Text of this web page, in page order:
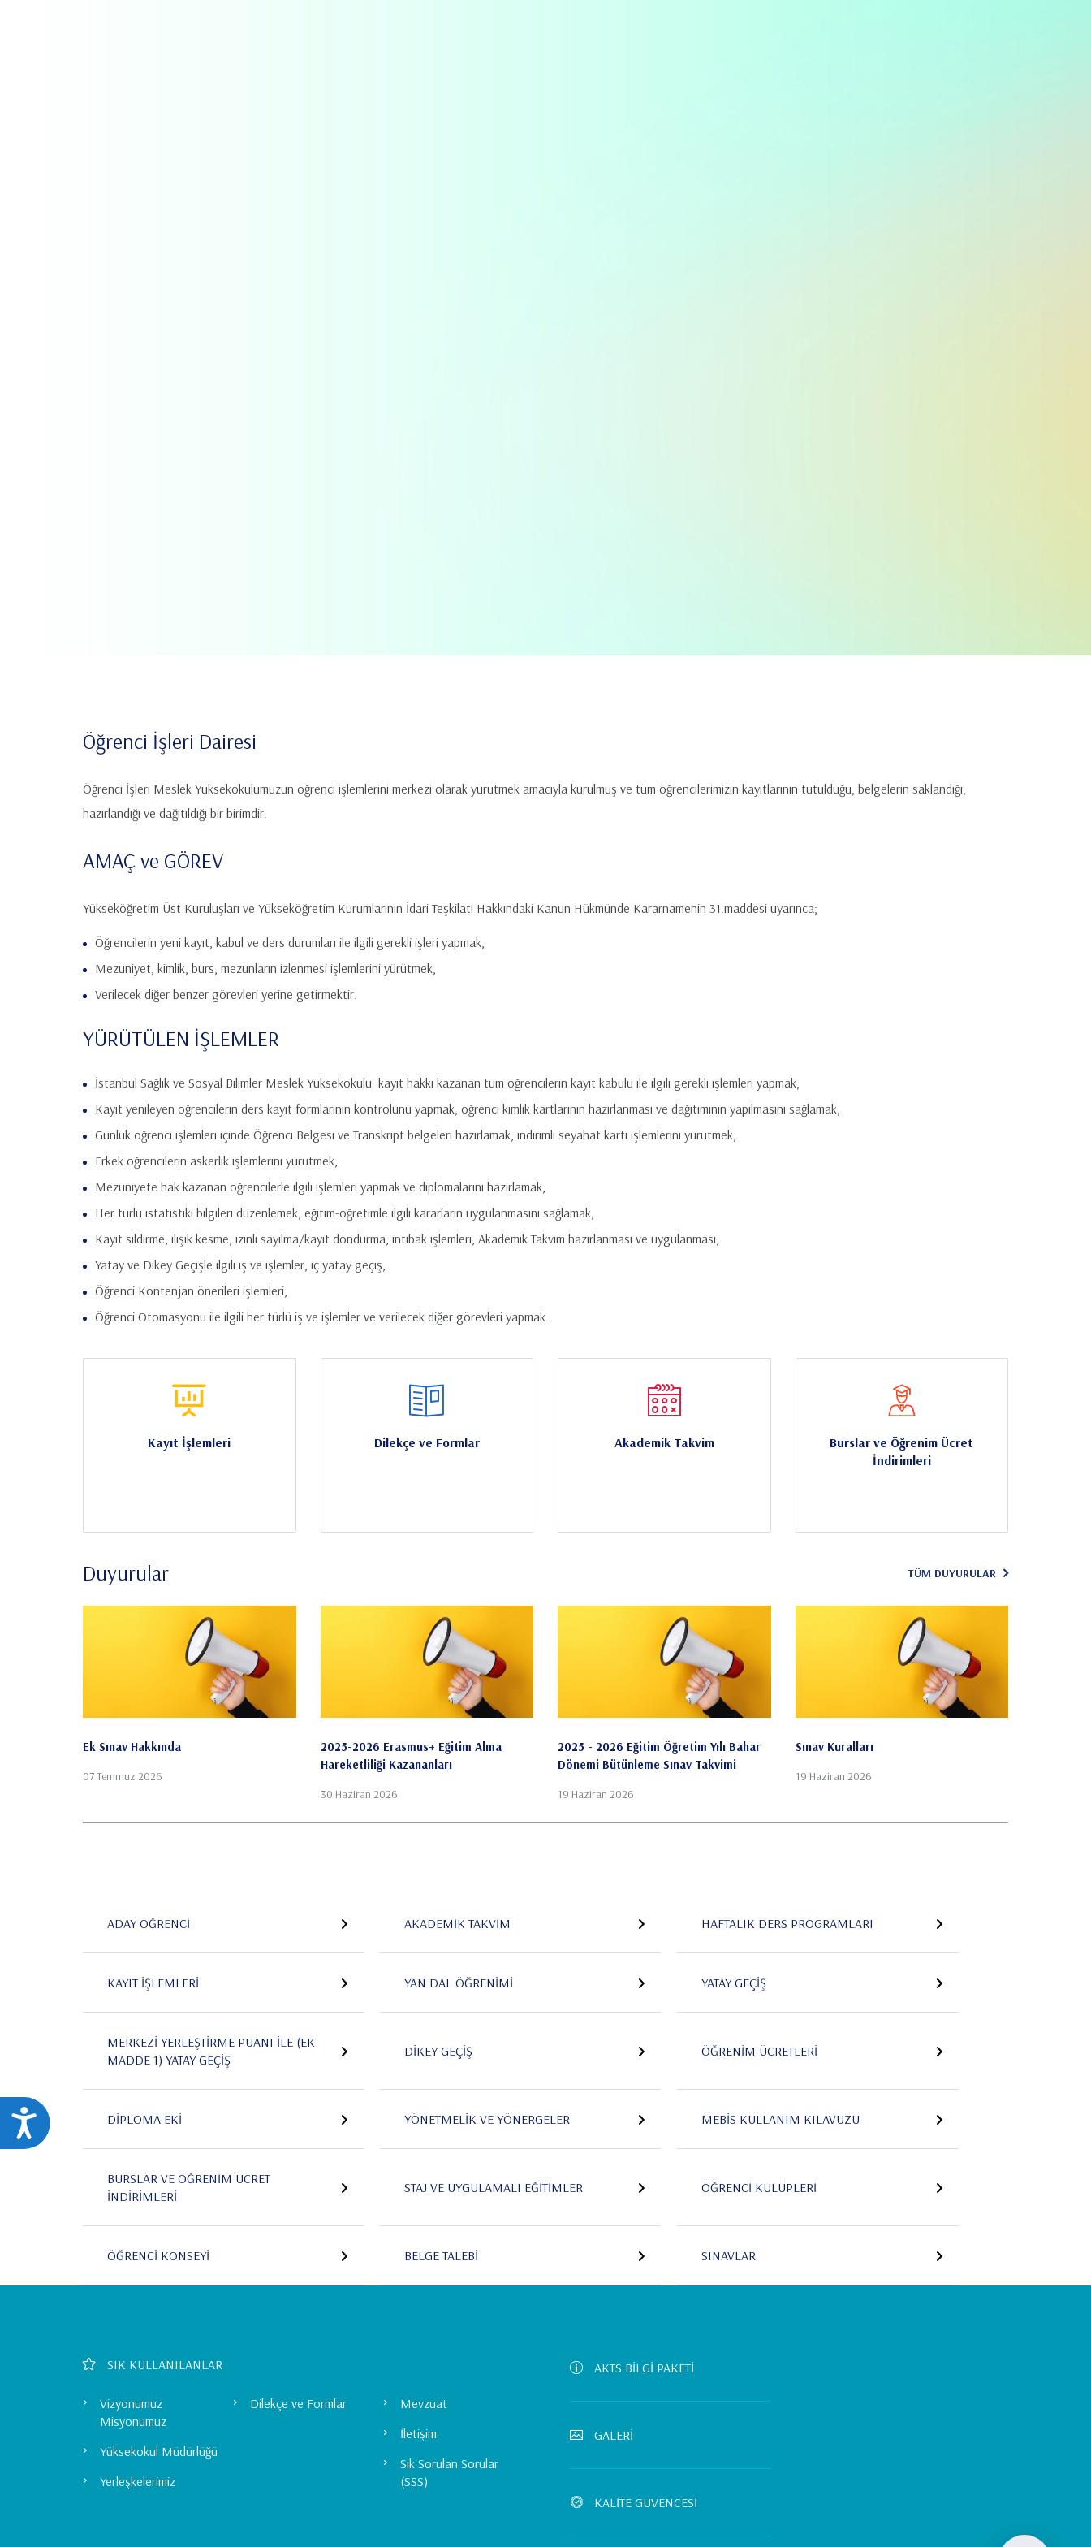
Ulaşılabilirlik
Öğrenci İşleri Dairesi
Öğrenci İşleri Meslek Yüksekokulumuzun öğrenci işlemlerini merkezi olarak yürütmek amacıyla kurulmuş ve tüm öğrencilerimizin kayıtlarının tutulduğu, belgelerin saklandığı,
hazırlandığı ve dağıtıldığı bir birimdir.
AMAÇ ve GÖREV
Yükseköğretim Üst Kuruluşları ve Yükseköğretim Kurumlarının İdari Teşkilatı Hakkındaki Kanun Hükmünde Kararnamenin 31.maddesi uyarınca;
Öğrencilerin yeni kayıt, kabul ve ders durumları ile ilgili gerekli işleri yapmak,
Mezuniyet, kimlik, burs, mezunların izlenmesi işlemlerini yürütmek,
Verilecek diğer benzer görevleri yerine getirmektir.
YÜRÜTÜLEN İŞLEMLER
İstanbul Sağlık ve Sosyal Bilimler Meslek Yüksekokulu kayıt hakkı kazanan tüm öğrencilerin kayıt kabulü ile ilgili gerekli işlemleri yapmak,
Kayıt yenileyen öğrencilerin ders kayıt formlarının kontrolünü yapmak, öğrenci kimlik kartlarının hazırlanması ve dağıtımının yapılmasını sağlamak,
Günlük öğrenci işlemleri içinde Öğrenci Belgesi ve Transkript belgeleri hazırlamak, indirimli seyahat kartı işlemlerini yürütmek,
Erkek öğrencilerin askerlik işlemlerini yürütmek,
Mezuniyete hak kazanan öğrencilerle ilgili işlemleri yapmak ve diplomalarını hazırlamak,
Her türlü istatistiki bilgileri düzenlemek, eğitim-öğretimle ilgili kararların uygulanmasını sağlamak,
Kayıt sildirme, ilişik kesme, izinli sayılma/kayıt dondurma, intibak işlemleri, Akademik Takvim hazırlanması ve uygulanması,
Yatay ve Dikey Geçişle ilgili iş ve işlemler, iç yatay geçiş,
Öğrenci Kontenjan önerileri işlemleri,
Öğrenci Otomasyonu ile ilgili her türlü iş ve işlemler ve verilecek diğer görevleri yapmak.
Kayıt İşlemleri Dilekçe ve Formlar Akademik Takvim
Burslar ve Öğrenim Ücret
İndirimleri
Duyurular TÜM DUYURULAR
Ek Sınav Hakkında
07 Temmuz 2026
2025-2026 Erasmus+ Eğitim Alma
Hareketliliği Kazananları
30 Haziran 2026
2025 - 2026 Eğitim Öğretim Yılı Bahar
Dönemi Bütünleme Sınav Takvimi
19 Haziran 2026
Sınav Kuralları
19 Haziran 2026
ADAY ÖĞRENCI AKADEMIK TAKVIM HAFTALIK DERS PROGRAMLARI
KAYIT İŞLEMLERI YAN DAL ÖĞRENIMI YATAY GEÇIŞ
MERKEZI YERLEŞTIRME PUANI ILE (EK
MADDE 1) YATAY GEÇIŞ
DIKEY GEÇIŞ ÖĞRENIM ÜCRETLERI
DIPLOMA EKI YÖNETMELIK VE YÖNERGELER MEBİS KULLANIM KILAVUZU
BURSLAR VE ÖĞRENIM ÜCRET
İNDIRIMLERI
STAJ VE UYGULAMALI EĞITIMLER ÖĞRENCI KULÜPLERI
ÖĞRENCI KONSEYI BELGE TALEBI SINAVLAR
Footer
Left
Menu
SIK KULLANILANLAR
Vizyonumuz
Misyonumuz
Yüksekokul Müdürlüğü
Yerleşkelerimiz
Dilekçe ve Formlar
Mevzuat
İletişim
Sık Sorulan Sorular
(SSS)
AKTS BİLGİ PAKETİ
GALERİ
KALİTE GÜVENCESİ